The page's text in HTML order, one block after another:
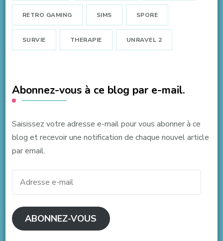
RETRO GAMING SIMS SPORE
SURVIE THERAPIE UNRAVEL 2
Abonnez-vous à ce blog par e-mail.
Saisissez votre adresse e-mail pour vous abonner à ce
blog et recevoir une notification de chaque nouvel article
par email.
ABONNEZ-VOUS